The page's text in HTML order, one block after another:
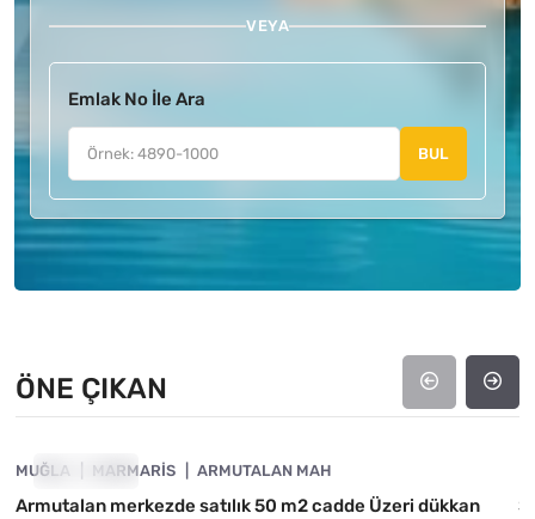
VEYA
Emlak No İle Ara
BUL
ÖNE ÇIKAN
ÖNE ÇIKAN
MUĞLA MARMARIS ARMUTALAN MAH
Armutalan merkezde satılık 50 m2 cadde Üzeri dükkan